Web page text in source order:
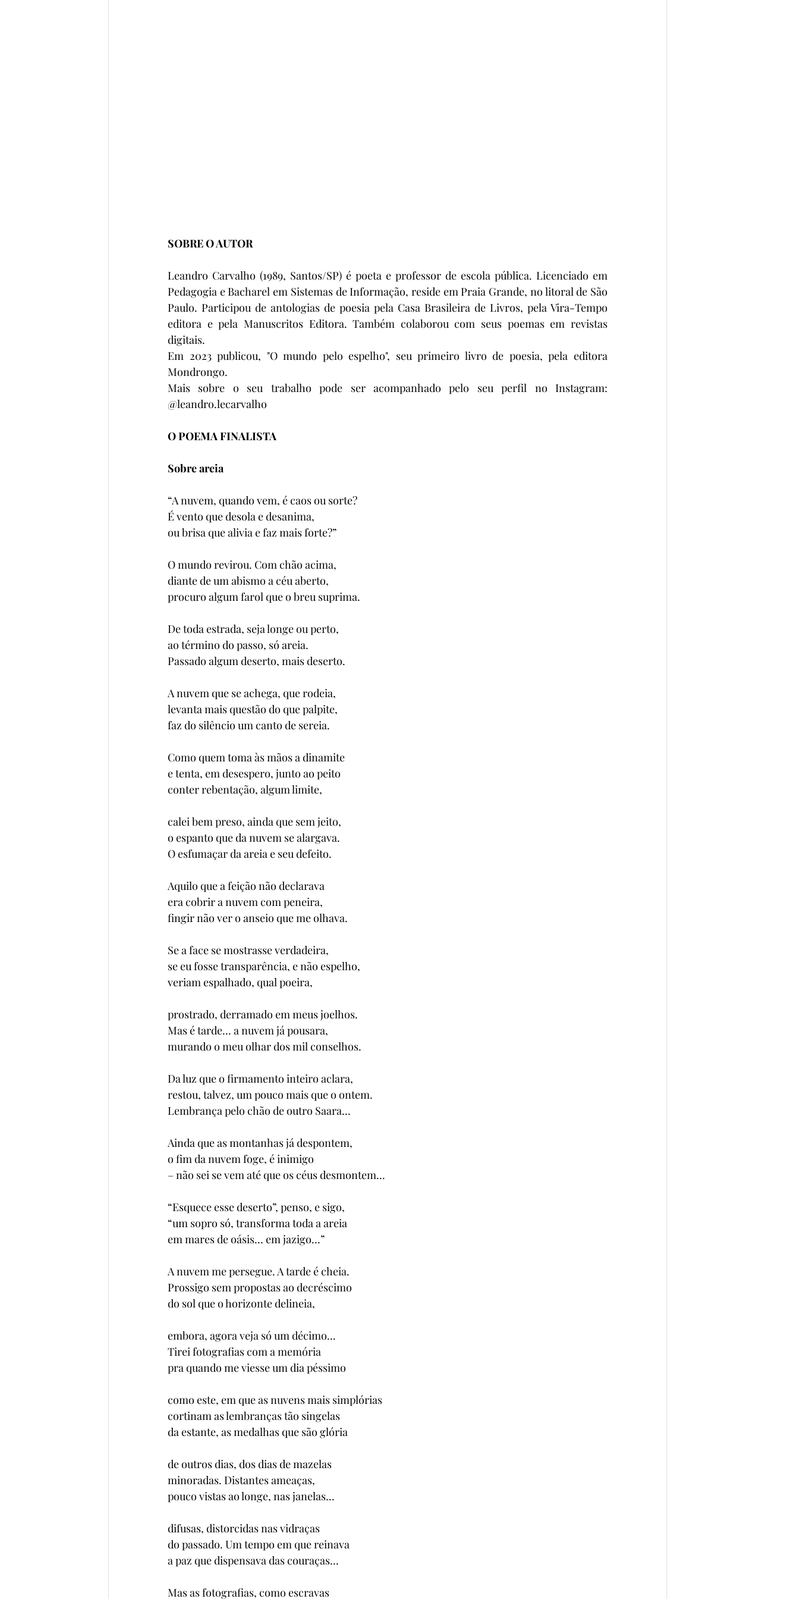
SOBRE O AUTOR
Leandro Carvalho (1989, Santos/SP) é poeta e professor de escola pública. Licenciado em
Pedagogia e Bacharel em Sistemas de Informação, reside em Praia Grande, no litoral de São
Paulo. Participou de antologias de poesia pela Casa Brasileira de Livros, pela Vira-Tempo
editora e pela Manuscritos Editora. Também colaborou com seus poemas em revistas
digitais.
Em 2023 publicou, "O mundo pelo espelho", seu primeiro livro de poesia, pela editora
Mondrongo.
Mais sobre o seu trabalho pode ser acompanhado pelo seu perfil no Instagram:
@leandro.lecarvalho
O POEMA FINALISTA
Sobre areia
“A nuvem, quando vem, é caos ou sorte?
É vento que desola e desanima,
ou brisa que alivia e faz mais forte?”
O mundo revirou. Com chão acima,
diante de um abismo a céu aberto,
procuro algum farol que o breu suprima.
De toda estrada, seja longe ou perto,
ao término do passo, só areia.
Passado algum deserto, mais deserto.
A nuvem que se achega, que rodeia,
levanta mais questão do que palpite,
faz do silêncio um canto de sereia.
Como quem toma às mãos a dinamite
e tenta, em desespero, junto ao peito
conter rebentação, algum limite,
calei bem preso, ainda que sem jeito,
o espanto que da nuvem se alargava.
O esfumaçar da areia e seu defeito.
Aquilo que a feição não declarava
era cobrir a nuvem com peneira,
fingir não ver o anseio que me olhava.
Se a face se mostrasse verdadeira,
se eu fosse transparência, e não espelho,
veriam espalhado, qual poeira,
prostrado, derramado em meus joelhos.
Mas é tarde... a nuvem já pousara,
murando o meu olhar dos mil conselhos.
Da luz que o firmamento inteiro aclara,
restou, talvez, um pouco mais que o ontem.
Lembrança pelo chão de outro Saara...
Ainda que as montanhas já despontem,
o fim da nuvem foge, é inimigo
– não sei se vem até que os céus desmontem...
“Esquece esse deserto”, penso, e sigo,
“um sopro só, transforma toda a areia
em mares de oásis... em jazigo...”
A nuvem me persegue. A tarde é cheia.
Prossigo sem propostas ao decréscimo
do sol que o horizonte delineia,
embora, agora veja só um décimo...
Tirei fotografias com a memória
pra quando me viesse um dia péssimo
como este, em que as nuvens mais simplórias
cortinam as lembranças tão singelas
da estante, as medalhas que são glória
de outros dias, dos dias de mazelas
minoradas. Distantes ameaças,
pouco vistas ao longe, nas janelas...
difusas, distorcidas nas vidraças
do passado. Um tempo em que reinava
a paz que dispensava das couraças...
Mas as fotografias, como escravas